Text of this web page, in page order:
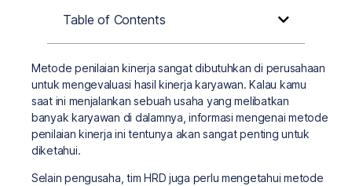
Table of Contents
Metode penilaian kinerja sangat dibutuhkan di perusahaan
untuk mengevaluasi hasil kinerja karyawan. Kalau kamu
saat ini menjalankan sebuah usaha yang melibatkan
banyak karyawan di dalamnya, informasi mengenai metode
penilaian kinerja ini tentunya akan sangat penting untuk
diketahui.
Selain pengusaha, tim HRD juga perlu mengetahui metode